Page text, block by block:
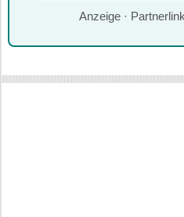
Anzeige ·